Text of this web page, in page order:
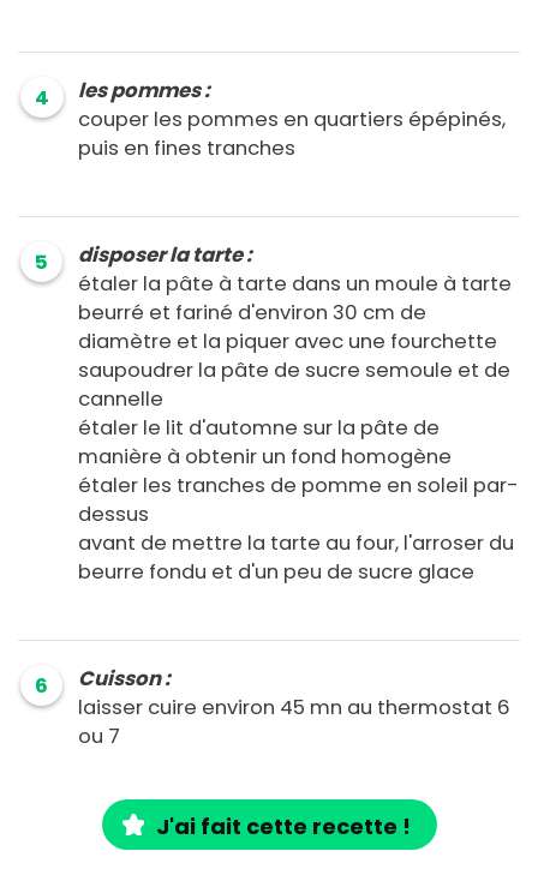
4
les pommes :
couper les pommes en quartiers épépinés,
puis en fines tranches
5
disposer la tarte :
étaler la pâte à tarte dans un moule à tarte
beurré et fariné d'environ 30 cm de
diamètre et la piquer avec une fourchette
saupoudrer la pâte de sucre semoule et de
cannelle
étaler le lit d'automne sur la pâte de
manière à obtenir un fond homogène
étaler les tranches de pomme en soleil par-
dessus
avant de mettre la tarte au four, l'arroser du
beurre fondu et d'un peu de sucre glace
6
Cuisson :
laisser cuire environ 45 mn au thermostat 6
ou 7
J'ai fait cette recette !